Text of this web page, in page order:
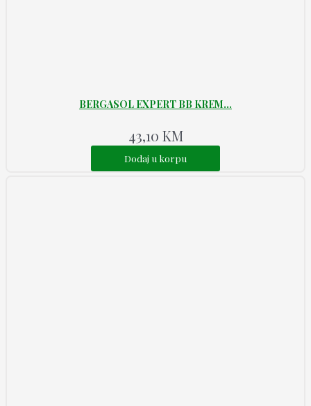
BERGASOL EXPERT BB KREM...
43,10 KM
Dodaj u korpu